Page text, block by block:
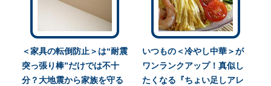
＜家具の転倒防止＞は“耐震
突っ張り棒”だけでは不十
分？大地震から家族を守る
いつもの＜冷やし中華＞が
ワンランクアップ！真似し
たくなる『ちょい足しアレ